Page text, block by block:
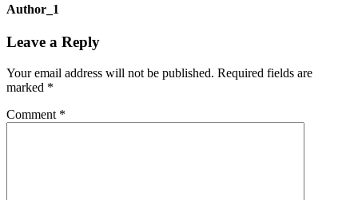
Author_1
Leave a Reply
Your email address will not be published. Required fields are
marked *
Comment *